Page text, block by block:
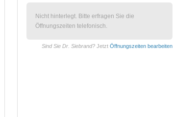
Nicht hinterlegt. Bitte erfragen Sie die
Öffnungszeiten telefonisch.
Sind Sie Dr. Siebrand? Jetzt Öffnungszeiten bearbeiten